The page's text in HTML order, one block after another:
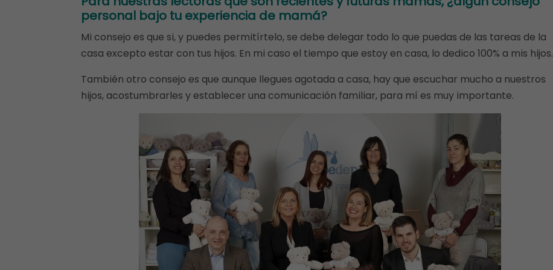
personal bajo tu experiencia de mamá?
Mi consejo es que si, y puedes permitírtelo, se debe delegar todo lo que puedas de las tareas de la
casa excepto estar con tus hijos. En mi caso el tiempo que estoy en casa, lo dedico 100% a mis hijos.
También otro consejo es que aunque llegues agotada a casa, hay que escuchar mucho a nuestros
hijos, acostumbrarles y establecer una comunicación familiar, para mí es muy importante.